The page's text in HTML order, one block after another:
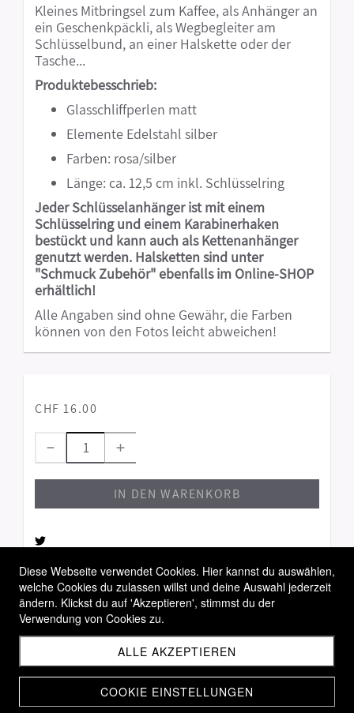
Kleines Mitbringsel zum Kaffee, als Anhänger an
ein Geschenkpäckli, als Wegbegleiter am
Schlüsselbund, an einer Halskette oder der
Tasche...
Produktebesschrieb:
Glasschliffperlen matt
Elemente Edelstahl silber
Farben: rosa/silber
Länge: ca. 12,5 cm inkl. Schlüsselring
Jeder Schlüsselanhänger ist mit einem
Schlüsselring und einem Karabinerhaken
bestückt und kann auch als Kettenanhänger
genutzt werden. Halsketten sind unter
"Schmuck Zubehör" ebenfalls im Online-SHOP
erhältlich!
Alle Angaben sind ohne Gewähr, die Farben
können von den Fotos leicht abweichen!
CHF 16.00
IN DEN WARENKORB
Allgemeine Geschäftsbedingungen
Widerrufsbelehrung
Versandbedingungen
Diese Webseite verwendet Cookies. Hier kannst du auswählen,
welche Cookies du zulassen willst und deine Auswahl jederzeit
ändern. Klickst du auf 'Akzeptieren', stimmst du der
Verwendung von Cookies zu.
ALLE AKZEPTIEREN
COOKIE EINSTELLUNGEN